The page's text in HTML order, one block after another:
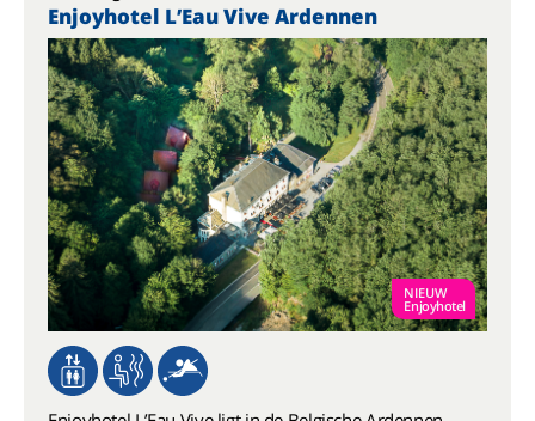
Enjoyhotel L’Eau Vive Ardennen
NIEUW
Enjoyhotel